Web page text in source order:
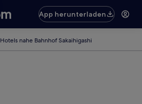
App herunterladen
Hotels nahe Bahnhof Sakaihigashi